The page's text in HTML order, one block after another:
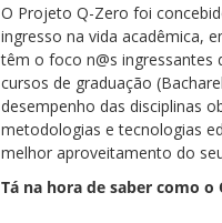
O Projeto Q-Zero foi
ingresso na vida acadêmica,
têm o foco n@s ingressantes
cursos de graduação
desempenho das disciplinas
metodologias e tecnologias
melhor aproveitamento do
Tá na hora de saber como